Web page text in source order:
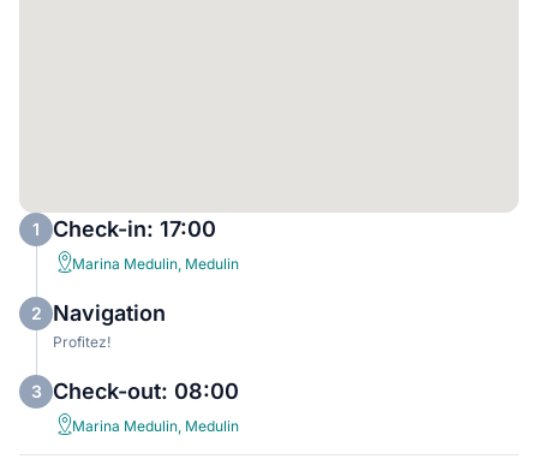
1 Check-in: 17:00
Marina Medulin, Medulin
2 Navigation
Profitez!
3 Check-out: 08:00
Marina Medulin, Medulin